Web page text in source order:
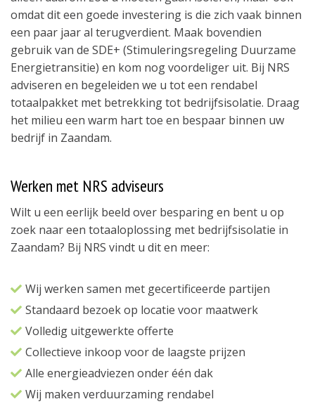
omdat dit een goede investering is die zich vaak binnen
een paar jaar al terugverdient. Maak bovendien
gebruik van de SDE+ (Stimuleringsregeling Duurzame
Energietransitie) en kom nog voordeliger uit. Bij NRS
adviseren en begeleiden we u tot een rendabel
totaalpakket met betrekking tot bedrijfsisolatie. Draag
het milieu een warm hart toe en bespaar binnen uw
bedrijf in Zaandam.
Werken met NRS adviseurs
Wilt u een eerlijk beeld over besparing en bent u op
zoek naar een totaaloplossing met bedrijfsisolatie in
Zaandam? Bij NRS vindt u dit en meer:
Wij werken samen met gecertificeerde partijen
Standaard bezoek op locatie voor maatwerk
Volledig uitgewerkte offerte
Collectieve inkoop voor de laagste prijzen
Alle energieadviezen onder één dak
Wij maken verduurzaming rendabel